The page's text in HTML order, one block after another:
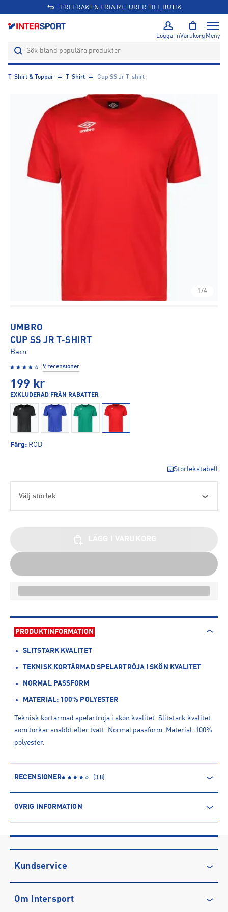
FRI FRAKT & FRIA RETURER TILL BUTIK
Logga inVarukorg Meny
T-Shirt & Toppar T-Shirt Cup SS Jr T-shirt
1/4
UMBRO
CUP SS JR T-SHIRT
Barn
9 recensioner
199 kr
EXKLUDERAD FRÅN RABATTER
Färg: RÖD
Storlekstabell
Välj storlek
PRODUKTINFORMATION
SLITSTARK KVALITET
TEKNISK KORTÄRMAD SPELARTRÖJA I SKÖN KVALITET
NORMAL PASSFORM
MATERIAL: 100% POLYESTER
Teknisk kortärmad spelartröja i skön kvalitet. Slitstark kvalitet
som torkar snabbt efter tvätt. Normal passform. Material: 100%
polyester.
RECENSIONER (3.8)
ÖVRIG INFORMATION
Produktnummer: 1538333
Leverantörens produktnummer: 231006J
Artikelnummer: 153833305-Röd
Tillverkare:Scantrade Scandinavia AB
Kontakt tillverkare
Kundservice
Vanliga frågor & svar
Om Intersport